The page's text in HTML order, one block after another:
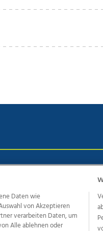
Angebote des
Radio OÖNachrichten
Daten wie
von Akzeptieren
verarbeiten Daten, um
Alle ablehnen oder